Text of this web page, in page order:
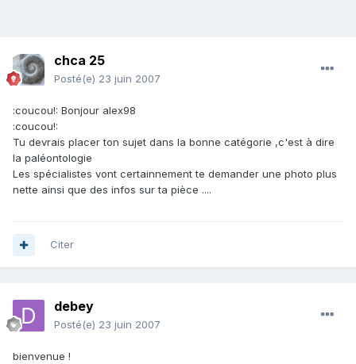
chca 25
Posté(e) 23 juin 2007
:coucou!: Bonjour alex98
:coucou!:
Tu devrais placer ton sujet dans la bonne catégorie ,c'est à dire
la paléontologie
Les spécialistes vont certainnement te demander une photo plus
nette ainsi que des infos sur ta pièce ....
Citer
debey
Posté(e) 23 juin 2007
bienvenue !